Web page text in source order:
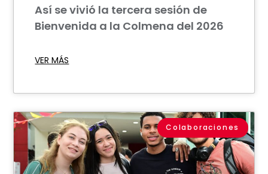
Así se vivió la tercera sesión de
Bienvenida a la Colmena del 2026
VER MÁS
Colaboraciones